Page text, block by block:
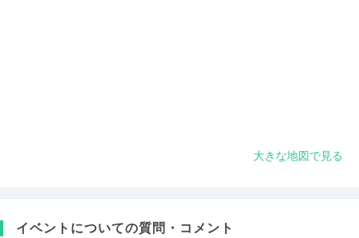
大きな地図で見る
イベントについての質問・コメント